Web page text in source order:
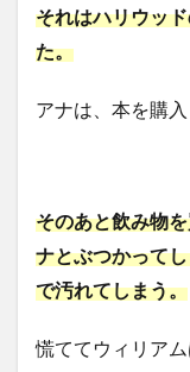
それはハリウッ
た。
アナは、本を購入
そのあと飲み物
ナとぶつかって
で汚れてしまう。
慌ててウィリア